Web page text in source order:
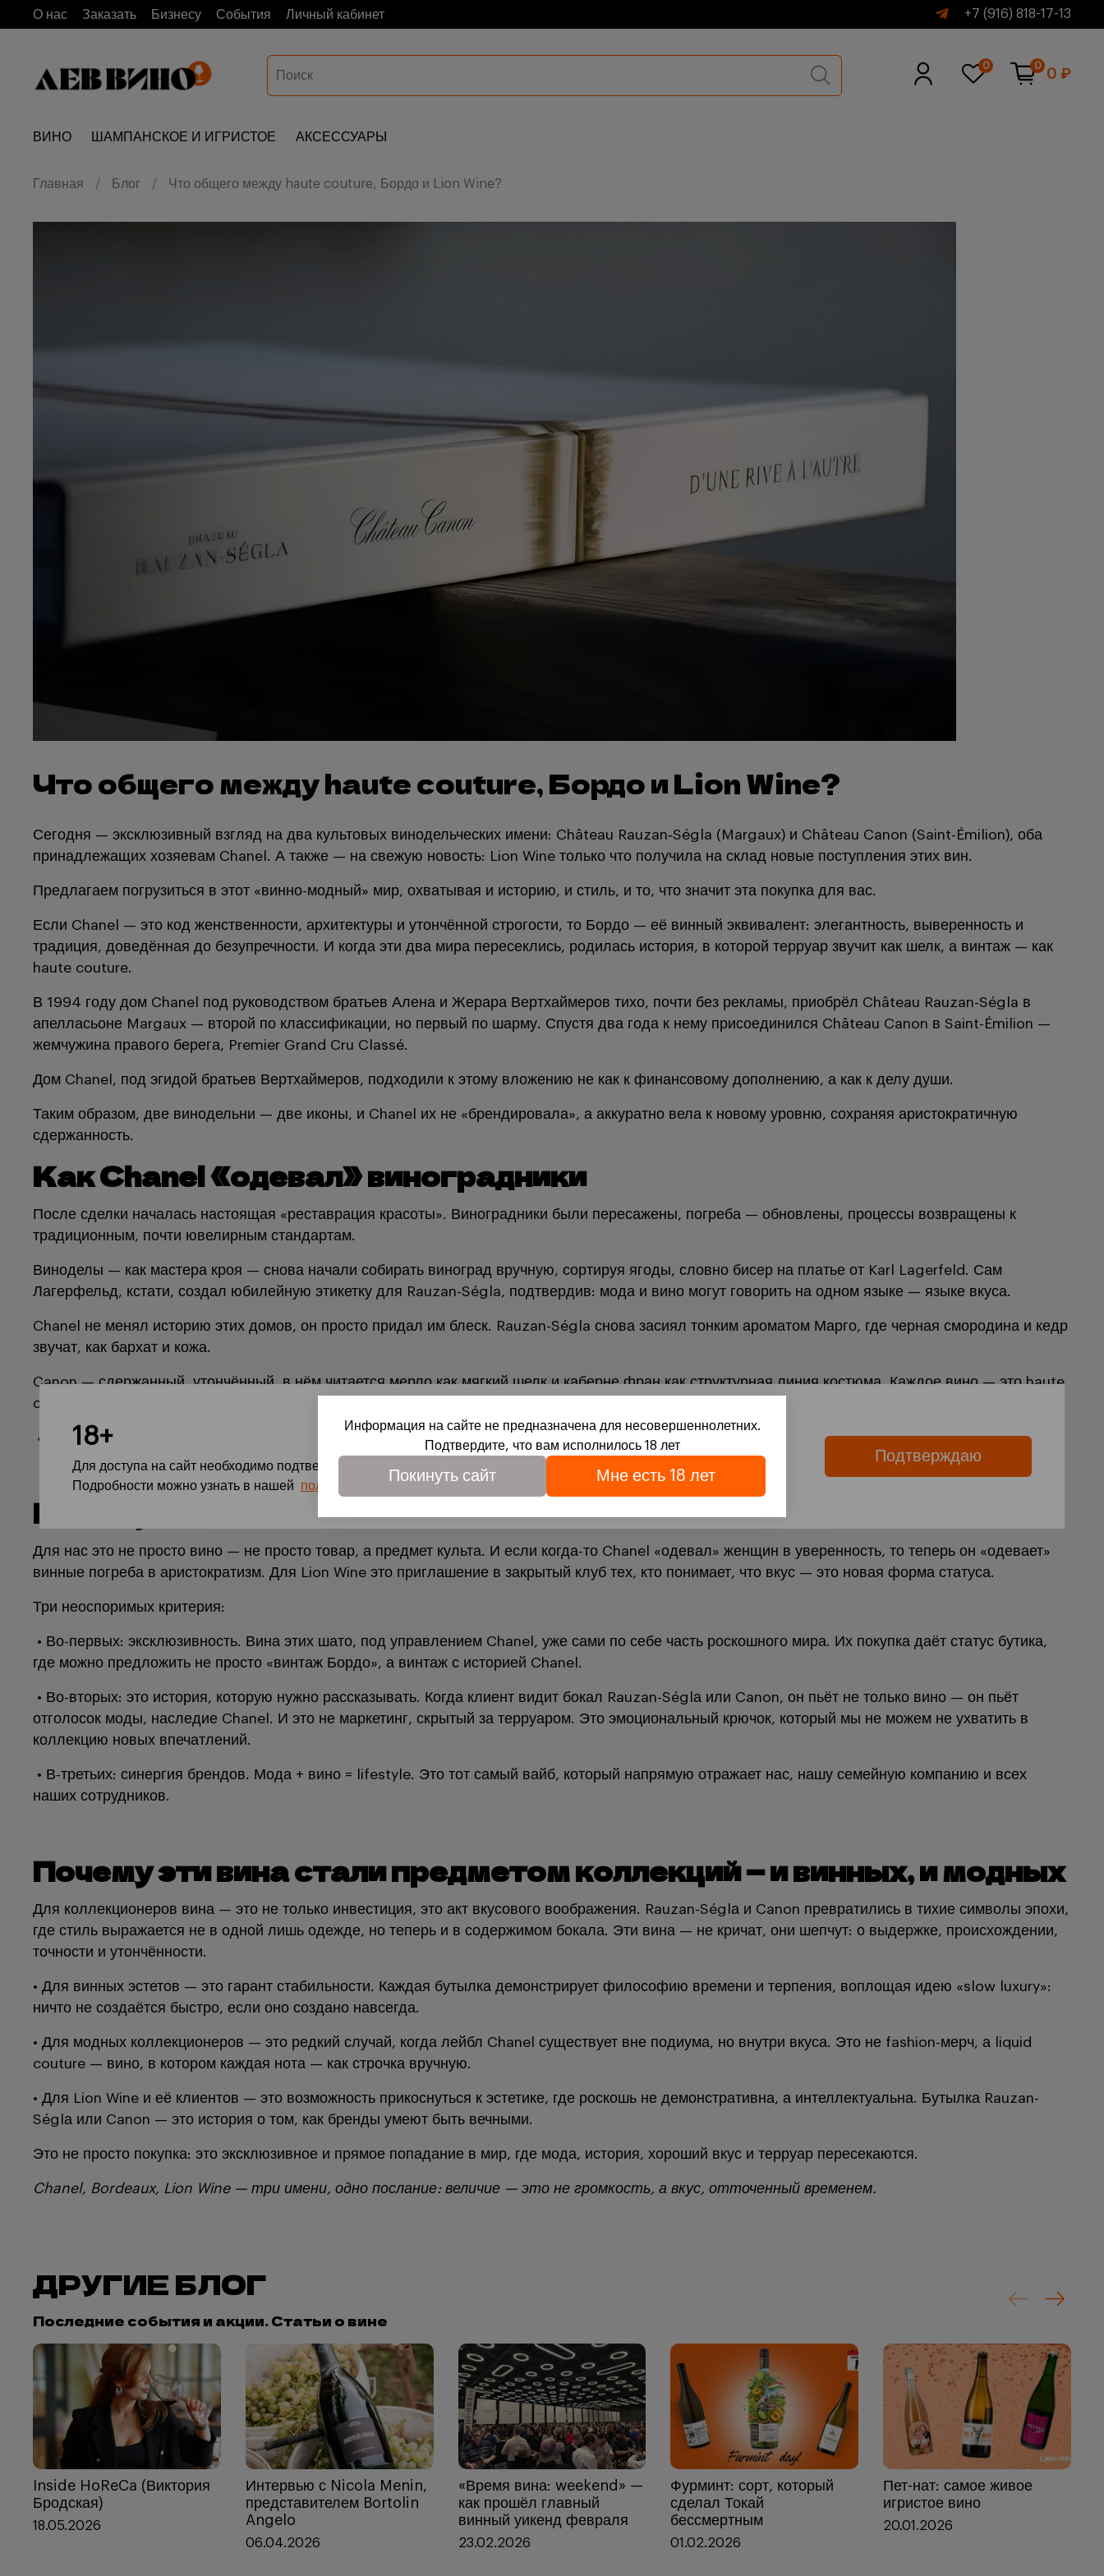
О нас Заказать Бизнесу События Личный кабинет +7 (916) 818-17-13
0 0
0 ₽
ВИНО ШАМПАНСКОЕ И ИГРИСТОЕ АКСЕССУАРЫ
Главная Блог Что общего между haute couture, Бордо и Lion Wine?
Что общего между haute couture, Бордо и Lion Wine?
Сегодня — эксклюзивный взгляд на два культовых винодельческих имени: Château Rauzan‑Ségla (Margaux) и Château Canon (Saint-Émilion), оба
принадлежащих хозяевам Chanel. А также — на свежую новость: Lion Wine только что получила на склад новые поступления этих вин.
Предлагаем погрузиться в этот «винно-модный» мир, охватывая и историю, и стиль, и то, что значит эта покупка для вас.
Если Chanel — это код женственности, архитектуры и утончённой строгости, то Бордо — её винный эквивалент: элегантность, выверенность и
традиция, доведённая до безупречности. И когда эти два мира пересеклись, родилась история, в которой терруар звучит как шелк, а винтаж — как
haute couture.
В 1994 году дом Chanel под руководством братьев Алена и Жерара Вертхаймеров тихо, почти без рекламы, приобрёл Château Rauzan-Ségla в
апелласьоне Margaux — второй по классификации, но первый по шарму. Спустя два года к нему присоединился Château Canon в Saint-Émilion —
жемчужина правого берега, Premier Grand Cru Classé.
Дом Chanel, под эгидой братьев Вертхаймеров, подходили к этому вложению не как к финансовому дополнению, а как к делу души.
Таким образом, две винодельни — две иконы, и Chanel их не «брендировала», а аккуратно вела к новому уровню, сохраняя аристократичную
сдержанность.
Как Chanel «одевал» виноградники
После сделки началась настоящая «реставрация красоты». Виноградники были пересажены, погреба — обновлены, процессы возвращены к
традиционным, почти ювелирным стандартам.
Виноделы — как мастера кроя — снова начали собирать виноград вручную, сортируя ягоды, словно бисер на платье от Karl Lagerfeld. Сам
Лагерфельд, кстати, создал юбилейную этикетку для Rauzan-Ségla, подтвердив: мода и вино могут говорить на одном языке — языке вкуса.
Chanel не менял историю этих домов, он просто придал им блеск. Rauzan-Ségla снова засиял тонким ароматом Марго, где черная смородина и кедр
звучат, как бархат и кожа.
Canon — сдержанный, утончённый, в нём читается мерло как мягкий шелк и каберне фран как структурная линия костюма. Каждое вино — это haute
couture в бокале, созданное не для того, чтобы впечатлить, а для того, чтобы остаться в памяти.
«Time, savoir-faire, creation» — девиз Chanel по винодельческой линии.
Почему это важно для Lion Wine
Для нас это не просто вино — не просто товар, а предмет культа. И если когда-то Chanel «одевал» женщин в уверенность, то теперь он «одевает»
винные погреба в аристократизм. Для Lion Wine это приглашение в закрытый клуб тех, кто понимает, что вкус — это новая форма статуса.
Три неоспоримых критерия:
• Во-первых: эксклюзивность. Вина этих шато, под управлением Chanel, уже сами по себе часть роскошного мира. Их покупка даёт статус бутика,
где можно предложить не просто «винтаж Бордо», а винтаж с историей Chanel.
• Во-вторых: это история, которую нужно рассказывать. Когда клиент видит бокал Rauzan-Séglа или Canon, он пьёт не только вино — он пьёт
отголосок моды, наследие Chanel. И это не маркетинг, скрытый за терруаром. Это эмоциональный крючок, который мы не можем не ухватить в
коллекцию новых впечатлений.
• В-третьих: синергия брендов. Мода + вино = lifestyle. Это тот самый вайб, который напрямую отражает нас, нашу семейную компанию и всех
наших сотрудников.
Почему эти вина стали предметом коллекций — и винных, и модных
Для коллекционеров вина — это не только инвестиция, это акт вкусового воображения. Rauzan-Séglа и Canon превратились в тихие символы эпохи,
где стиль выражается не в одной лишь одежде, но теперь и в содержимом бокала. Эти вина — не кричат, они шепчут: о выдержке, происхождении,
точности и утончённости.
• Для винных эстетов — это гарант стабильности. Каждая бутылка демонстрирует философию времени и терпения, воплощая идею «slow luxury»:
ничто не создаётся быстро, если оно создано навсегда.
• Для модных коллекционеров — это редкий случай, когда лейбл Chanel существует вне подиума, но внутри вкуса. Это не fashion-мерч, а liquid
couture — вино, в котором каждая нота — как строчка вручную.
• Для Lion Wine и её клиентов — это возможность прикоснуться к эстетике, где роскошь не демонстративна, а интеллектуальна. Бутылка Rauzan-
Séglа или Canon — это история о том, как бренды умеют быть вечными.
Это не просто покупка: это эксклюзивное и прямое попадание в мир, где мода, история, хороший вкус и терруар пересекаются.
Chanel, Bordeaux, Lion Wine — три имени, одно послание: величие — это не громкость, а вкус, отточенный временем.
ДРУГИЕ БЛОГ
Последние события и акции. Статьи о вине
Inside HoReCa (Виктория
Бродская)
18.05.2026
Интервью с Nicola Menin,
представителем Bortolin
Angelo
06.04.2026
«Время вина: weekend» —
как прошёл главный
винный уикенд февраля
23.02.2026
Фурминт: сорт, который
сделал Токай
бессмертным
01.02.2026
Пет-нат: самое живое
игристое вино
20.01.2026
18+
Для доступа на сайт необходимо подтвердить свое совершеннолетие и согласие на обработку файлов cookies.
Подробности можно узнать в нашей политике обработки персональных данных
Подтверждаю
Информация на сайте не предназначена для несовершеннолетних.
Подтвердите, что вам исполнилось 18 лет
Покинуть сайт Мне есть 18 лет